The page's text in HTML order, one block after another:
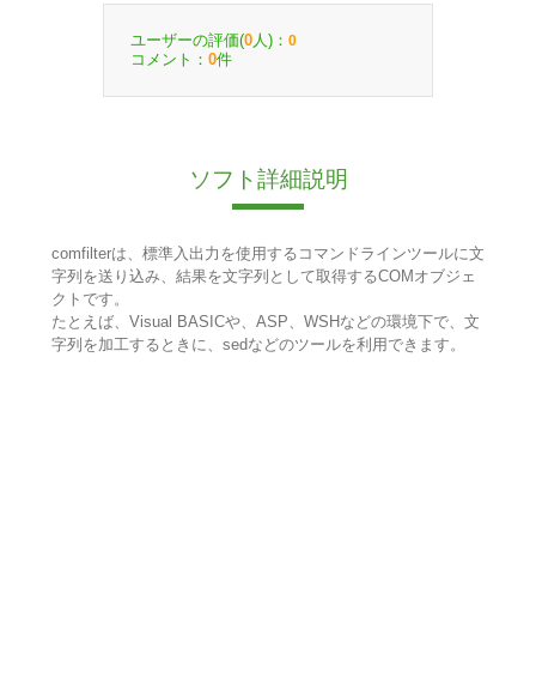
ユーザーの評価(0 人)： 0
コメント： 0件
ソフト詳細説明
comfilterは、標準入出力を使用するコマンドラインツールに文
字列を送り込み、結果を文字列として取得するCOMオブジェ
クトです。
たとえば、Visual BASICや、ASP、WSHなどの環境下で、文
字列を加工するときに、sedなどのツールを利用できます。